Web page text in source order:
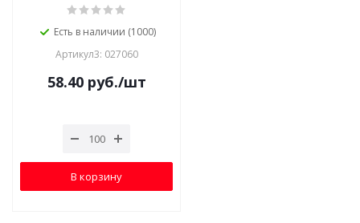
Есть в наличии (1000)
Артикул3: 027060
58.40руб./шт
В корзину